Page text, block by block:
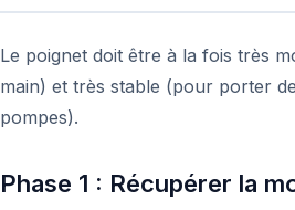
Le poignet doit être à la fois très
main) et très stable (pour porter
pompes).
Phase 1 : Récupérer la